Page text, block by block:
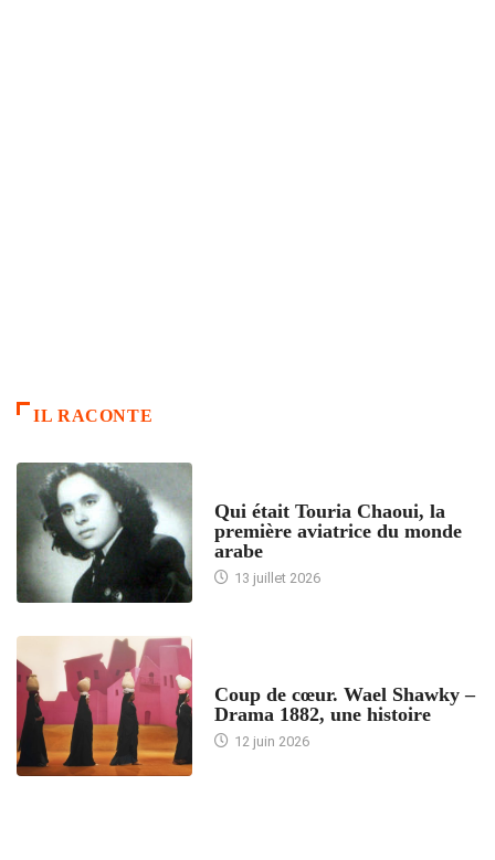
IL RACONTE
Qui était Touria Chaoui, la
première aviatrice du monde
arabe
13 juillet 2026
Coup de cœur. Wael Shawky –
Drama 1882, une histoire
12 juin 2026